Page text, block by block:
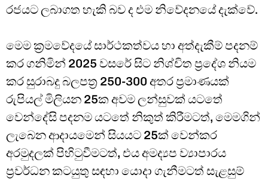
රජයට ලබාගත හැකි බව ද එම නිවේදනයේ දැක්වේ.
මෙම ක්‍රමවේදයේ සාර්ථකත්වය හා අත්දැකීම් පදනම්
කර ගනිමින් 2025 වසරේ සිට නිශ්චිත ප්‍රදේශ නියම
කර සුරාබදු බලපත්‍ර 250-300 අතර ප්‍රමාණයක්
රුපියල් මිලියන 25ක අවම ලන්සුවක් යටතේ
වෙන්දේසි පදනම යටතේ නිකුත් කිරීමටත්, මෙමගින්
ලැබෙන ආදායමෙන් සියයට 25ක් වෙන්කර
අරමුදලක් පිහිටුවීමටත්, එය අමද්‍යප ව්‍යාපාරය
ප්‍රවර්ධන කටයුතු සඳහා යොදා ගැනීමටත් සැළසුම්